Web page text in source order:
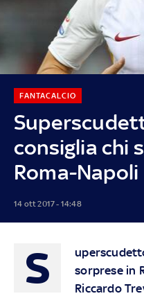
consiglia chi
Roma-Napoli
FANTACALCIO
14 ott 2017 - 14:48
S
sorprese in
Riccardo